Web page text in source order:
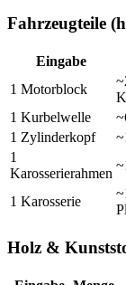
Fahrzeugteile
Eingabe
1 Motorblock
1 Kurbelwelle
1 Zylinderkopf
1
Karosserierahmen
1 Karosserie
Holz &